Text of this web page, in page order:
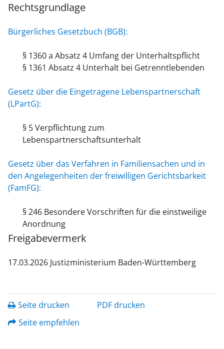
Rechtsgrundlage
Bürgerliches Gesetzbuch (BGB):
§ 1360 a Absatz 4 Umfang der Unterhaltspflicht
§ 1361 Absatz 4 Unterhalt bei Getrenntlebenden
Gesetz über die Eingetragene Lebenspartnerschaft
(LPartG):
§ 5 Verpflichtung zum
Lebenspartnerschaftsunterhalt
Gesetz über das Verfahren in Familiensachen und in
den Angelegenheiten der freiwilligen Gerichtsbarkeit
(FamFG):
§ 246 Besondere Vorschriften für die einstweilige
Anordnung
Freigabevermerk
17.03.2026 Justizministerium Baden-Württemberg
Seite drucken
PDF drucken
Seite empfehlen